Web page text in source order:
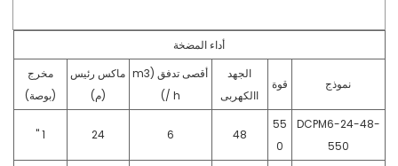
أداء المضخة
نموذج قوة
الجهد
االكهربى
أقصى تدفق (m3
/ h)
ماكس رئيس
(م)
مخرج
(بوصة)
DCPM6-24-48-
550
55
0
48
6
24
1 "